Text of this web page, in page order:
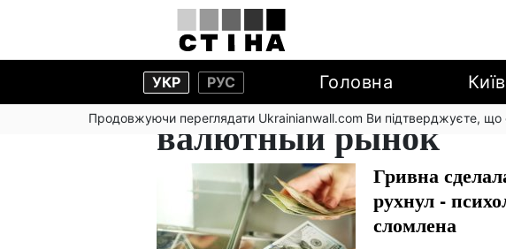
УКР РУС Головна Київ
Продовжуючи переглядати Ukrainianwall.com Ви підтверджуєте, що
валютный рынок
Гривна
рухнул -
сломлена